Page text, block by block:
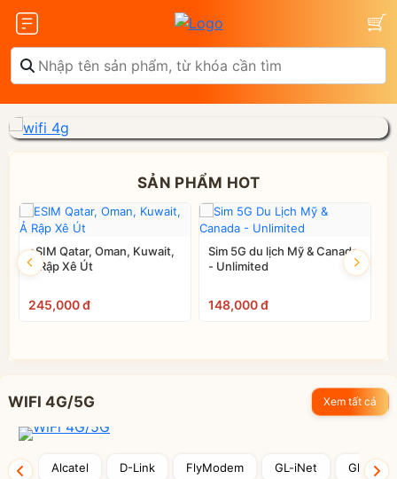
Alcatel EE5G
SẢN PHẨM HOT
eSIM Qatar, Oman, Kuwait,
Ả Rập Xê Út
245,000 đ
Sim 5G du lịch Mỹ & Canada
- Unlimited
148,000 đ
WIFI 4G/5G Xem tất cả
Alcatel D-Link FlyModem GL-iNet